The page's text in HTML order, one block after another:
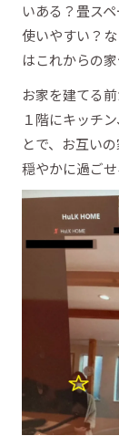
いある？畳ス
使いやすい？
はこれからの
お家を建てる
１階にキッチ
とで、お互い
穏やかに過ご